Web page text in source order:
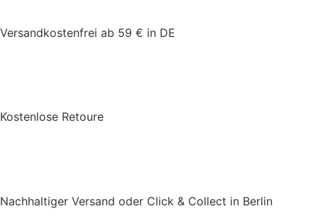
Versandkostenfrei ab 59 € in DE
Kostenlose Retoure
Nachhaltiger Versand oder Click & Collect in Berlin